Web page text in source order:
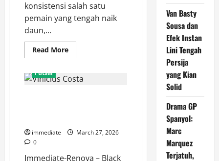
konsistensi salah satu
pemain yang tengah naik
daun,...
Read MoreRead
more
Performa
Impresif
Musim
Ini
Futsal
immediate
March 27, 2026
0
Immediate-Renova – Black
Van Basty
Sousa dan
Efek Instan
Lini Tengah
Persija
yang Kian
Solid
Drama GP
Spanyol:
Marc
Marquez
Terjatuh,